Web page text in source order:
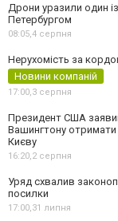
Дрони уразили один
Петербургом
08:05,4 серпня
Нерухомість за
Новини компаній
17:00,3 серпня
Президент США
Вашингтону отримати
Києву
16:20,2 серпня
Уряд схвалив
посилки
17:00,31 липня